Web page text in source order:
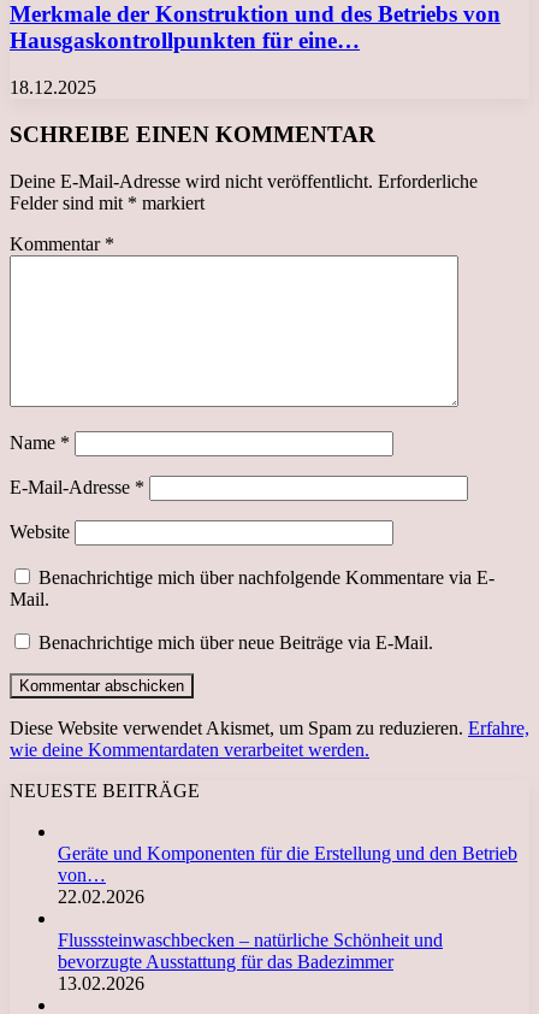
Merkmale der Konstruktion und des Betriebs von
Hausgaskontrollpunkten für eine…
18.12.2025
SCHREIBE EINEN KOMMENTAR
Deine E-Mail-Adresse wird nicht veröffentlicht. Erforderliche
Felder sind mit * markiert
Kommentar *
Name *
E-Mail-Adresse *
Website
Benachrichtige mich über nachfolgende Kommentare via E-
Mail.
Benachrichtige mich über neue Beiträge via E-Mail.
Diese Website verwendet Akismet, um Spam zu reduzieren. Erfahre,
wie deine Kommentardaten verarbeitet werden.
NEUESTE BEITRÄGE
Geräte und Komponenten für die Erstellung und den Betrieb
von…
22.02.2026
Flusssteinwaschbecken – natürliche Schönheit und
bevorzugte Ausstattung für das Badezimmer
13.02.2026